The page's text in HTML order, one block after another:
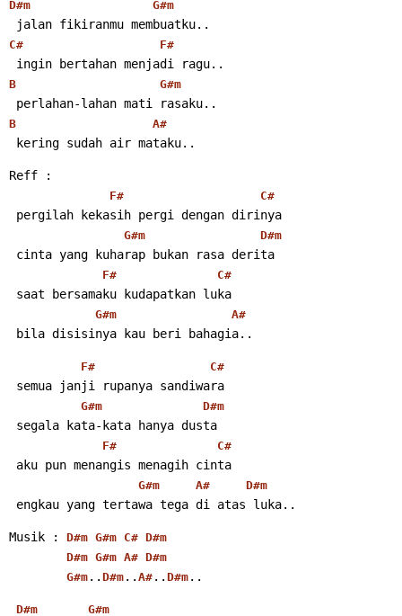
D#m G#m
jalan fikiranmu membuatku..
C# F#
ingin bertahan menjadi ragu..
B G#m
perlahan-lahan mati rasaku..
B A#
kering sudah air mataku..
Reff :
F# C#
pergilah kekasih pergi dengan dirinya
G#m D#m
cinta yang kuharap bukan rasa derita
F# C#
saat bersamaku kudapatkan luka
G#m A#
bila disisinya kau beri bahagia..
F# C#
semua janji rupanya sandiwara
G#m D#m
segala kata-kata hanya dusta
F# C#
aku pun menangis menagih cinta
G#m A# D#m
engkau yang tertawa tega di atas luka..
Musik : D#m G#m C# D#m
D#m G#m A# D#m
G#m .. D#m .. A# .. D#m ..
D#m G#m